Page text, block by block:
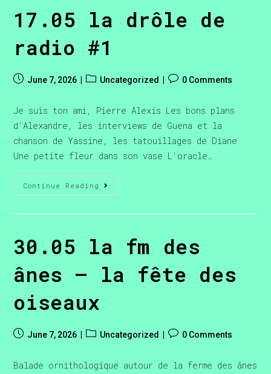
17.05 la drôle de
radio #1
June 7, 2026 Uncategorized 0 Comments
Je suis ton ami, Pierre Alexis Les bons plans
d'Alexandre, les interviews de Guena et la
chanson de Yassine, les tatouillages de Diane
Une petite fleur dans son vase L'oracle…
Continue Reading
30.05 la fm des
ânes – la fête des
oiseaux
June 7, 2026 Uncategorized 0 Comments
Balade ornithologique autour de la ferme des ânes